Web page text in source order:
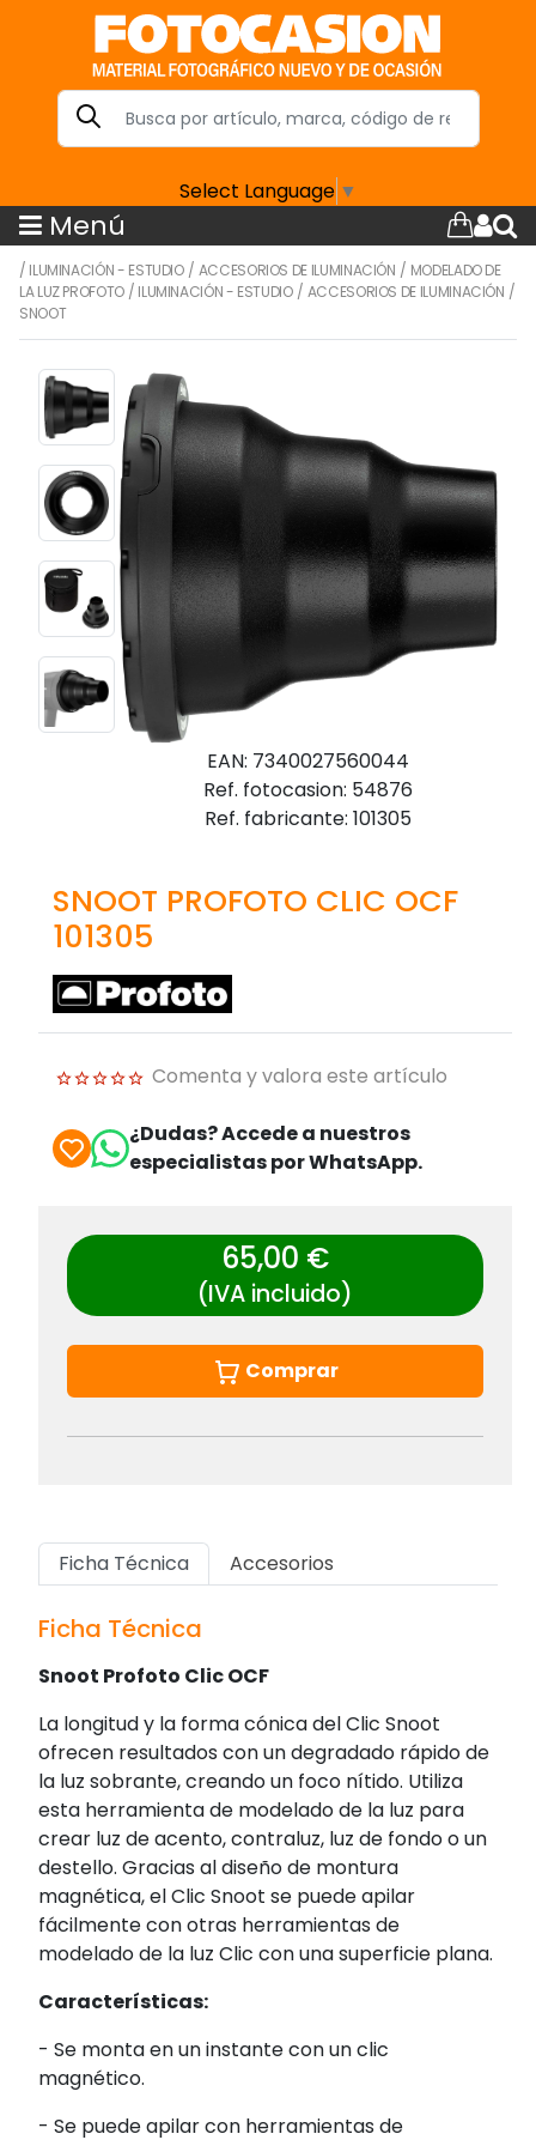
Select Language ▼
Menú
/ ILUMINACIÓN - ESTUDIO/ ACCESORIOS DE ILUMINACIÓN / MODELADO DE
LA LUZ PROFOTO / ILUMINACIÓN - ESTUDIO/ ACCESORIOS DE ILUMINACIÓN /
SNOOT
EAN: 7340027560044
Ref. fotocasion: 54876
Ref. fabricante: 101305
SNOOT PROFOTO CLIC OCF
101305
Comenta y valora este artículo
¿Dudas? Accede a nuestros
especialistas por WhatsApp.
65,00 €
(IVA incluido)
Comprar
Ficha Técnica Accesorios
Ficha Técnica
Snoot Profoto Clic OCF
La longitud y la forma cónica del Clic Snoot
ofrecen resultados con un degradado rápido de
la luz sobrante, creando un foco nítido. Utiliza
esta herramienta de modelado de la luz para
crear luz de acento, contraluz, luz de fondo o un
destello. Gracias al diseño de montura
magnética, el Clic Snoot se puede apilar
fácilmente con otras herramientas de
modelado de la luz Clic con una superficie plana.
Características:
- Se monta en un instante con un clic
magnético.
- Se puede apilar con herramientas de